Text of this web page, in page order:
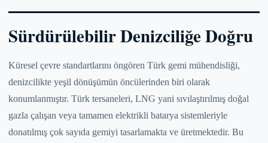
Sürdürülebilir Denizciliğe Doğru
Küresel çevre standartlarını öngören Türk gemi mühendisliği,
denizcilikte yeşil dönüşümün öncülerinden biri olarak
konumlanmıştır. Türk tersaneleri, LNG yani sıvılaştırılmış doğal
gazla çalışan veya tamamen elektrikli batarya sistemleriyle
donatılmış çok sayıda gemiyi tasarlamakta ve üretmektedir. Bu